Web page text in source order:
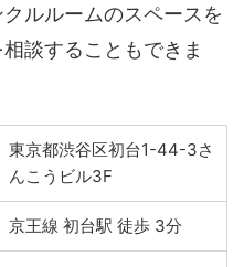
ルルームのスペースを
談することもできま
東京都渋谷区初台1-44-3さ
んこうビル3F
京王線 初台駅 徒歩 3分